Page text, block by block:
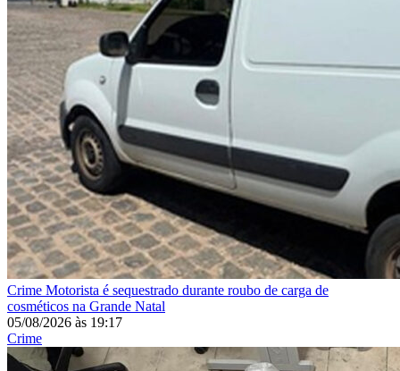
Crime Motorista é sequestrado durante roubo de carga de
cosméticos na Grande Natal
05/08/2026 às 19:17
Crime